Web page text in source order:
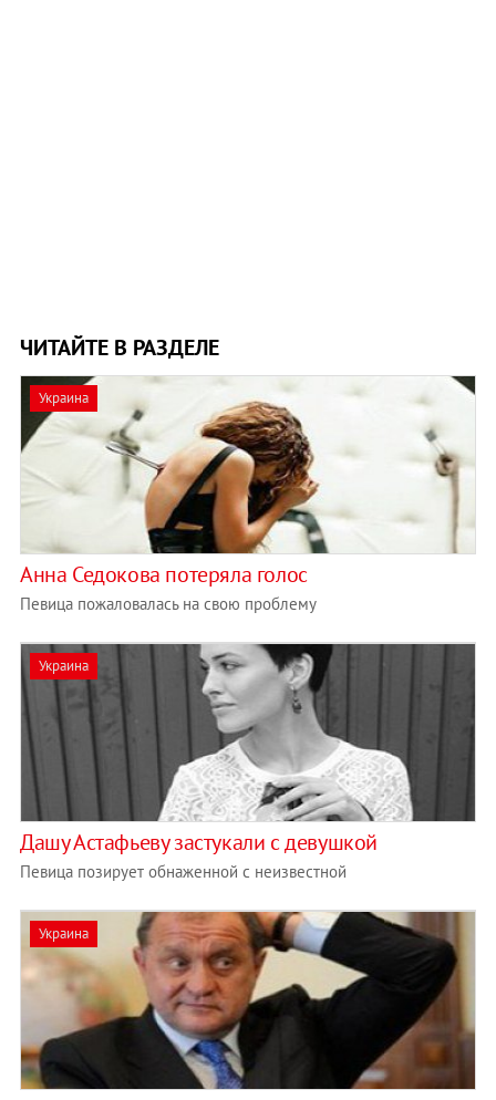
ЧИТАЙТЕ В РАЗДЕЛЕ
Украина
Анна Седокова потеряла голос
Певица пожаловалась на свою проблему
Украина
Дашу Астафьеву застукали с девушкой
Певица позирует обнаженной с неизвестной
Украина